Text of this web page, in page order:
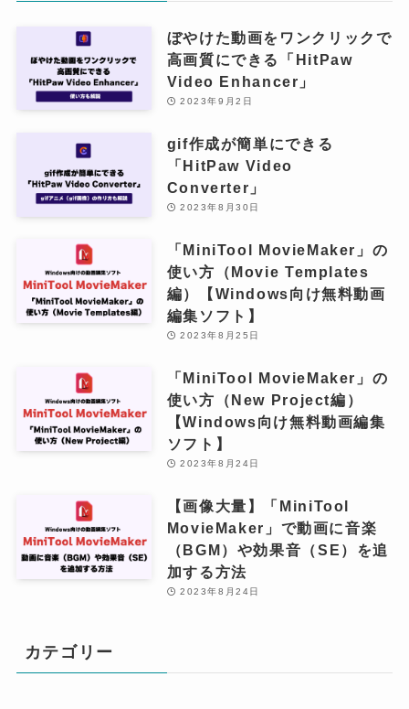
ぼやけた動画をワンクリックで
高画質にできる「HitPaw
Video Enhancer」
2023年9月2日
gif作成が簡単にできる
「HitPaw Video
Converter」
2023年8月30日
「MiniTool MovieMaker」の
使い方（Movie Templates
編）【Windows向け無料動画
編集ソフト】
2023年8月25日
「MiniTool MovieMaker」の
使い方（New Project編）
【Windows向け無料動画編集
ソフト】
2023年8月24日
【画像大量】「MiniTool
MovieMaker」で動画に音楽
（BGM）や効果音（SE）を追
加する方法
2023年8月24日
カテゴリー